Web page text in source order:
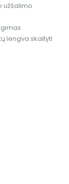
užšalimo
lengva skaityti